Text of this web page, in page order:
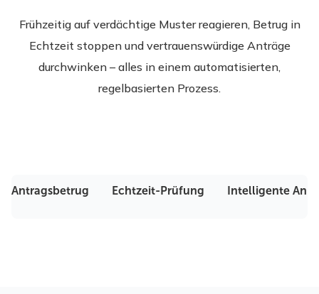
Frühzeitig auf verdächtige Muster reagieren, Betrug in
Echtzeit stoppen und vertrauenswürdige Anträge
durchwinken – alles in einem automatisierten,
regelbasierten Prozess.
Antragsbetrug Echtzeit-Prüfung Intelligente